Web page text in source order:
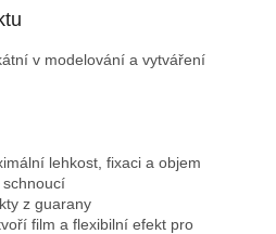
v modelování a vytváření
lehkost, fixaci a objem
schnoucí
z guarany
film a flexibilní efekt pro